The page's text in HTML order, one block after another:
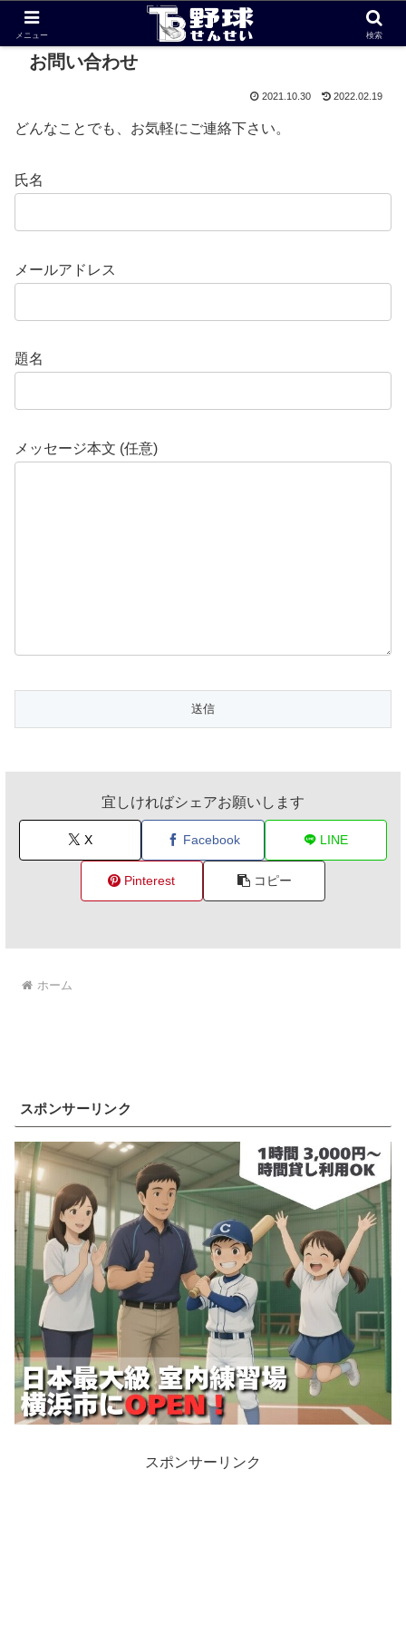
お問い合わせ
2021.10.30 2022.02.19
どんなことでも、お気軽にご連絡下さい。
氏名
メールアドレス
題名
メッセージ本文 (任意)
宜しければシェアお願いします
X Facebook LINE
Pinterest コピー
ホーム
スポンサーリンク
スポンサーリンク
メニュー 検索